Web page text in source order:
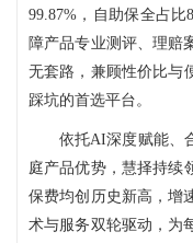
99.87%，自助保全占
障产品专业测评、理赔
无套路，兼顾性价比与
踩坑的首选平台。
依托AI深度赋能、
庭产品优势，慧择持续
保费均创历史新高，增
术与服务双轮驱动，为